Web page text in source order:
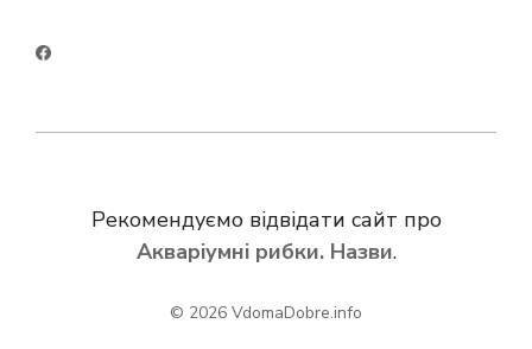
Рекомендуємо відвідати сайт про
Акваріумні рибки. Назви.
© 2026 VdomaDobre.info